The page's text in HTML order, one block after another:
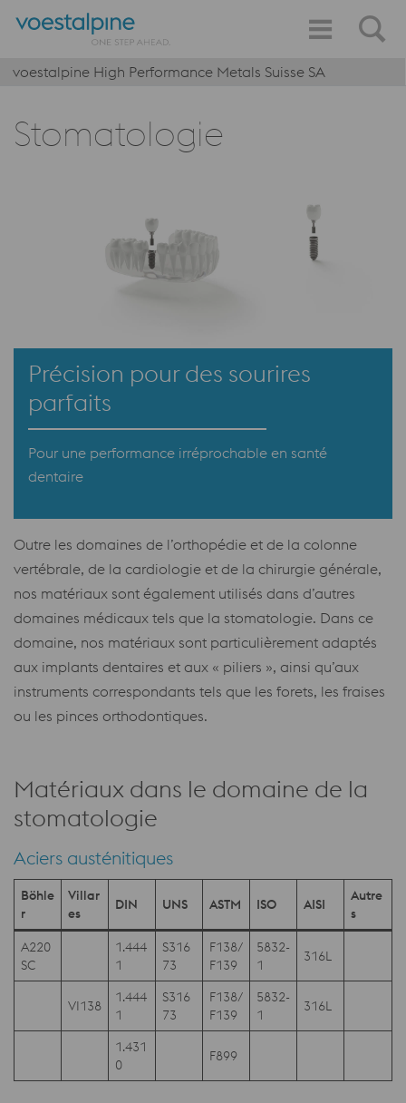
voestalpine High Performance Metals Suisse SA
Stomatologie
Précision pour des sourires
parfaits
Pour une performance irréprochable en santé
dentaire
Outre les domaines de l’orthopédie et de la colonne
vertébrale, de la cardiologie et de la chirurgie générale,
nos matériaux sont également utilisés dans d’autres
domaines médicaux tels que la stomatologie. Dans ce
domaine, nos matériaux sont particulièrement adaptés
aux implants dentaires et aux « piliers », ainsi qu’aux
instruments correspondants tels que les forets, les fraises
ou les pinces orthodontiques.
Matériaux dans le domaine de la
stomatologie
Aciers austénitiques
Böhle
r
Villar
es
DIN UNS ASTM ISO AISI
Autre
s
A220
SC
1.444
1
S316
73
F138/
F139
5832-
1
316L
VI138
1.444
1
S316
73
F138/
F139
5832-
1
316L
1.431
0
F899